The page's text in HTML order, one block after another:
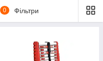
0 Фільтри